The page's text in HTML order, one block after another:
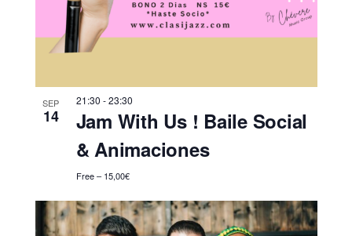
SEP
14
21:30 -23:30
Jam With Us ! Baile Social
& Animaciones
Free – 15,00€